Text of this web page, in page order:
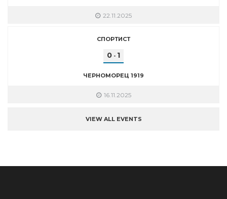
22.11.2025
СПОРТИСТ
0 - 1
ЧЕРНОМОРЕЦ 1919
16.11.2025
VIEW ALL EVENTS